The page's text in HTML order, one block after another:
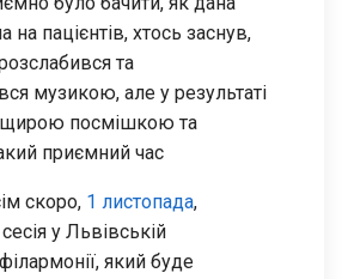
на пацієнтів, хтось заснув,
та
музикою, але у результаті
щирою посмішкою та
приємний час
скоро, 1 листопада,
у Львівській
який буде